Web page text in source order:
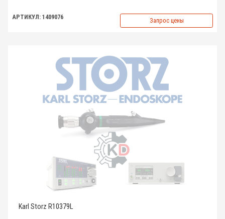
АРТИКУЛ: 1409076 Запрос цены
Karl Storz R10379L